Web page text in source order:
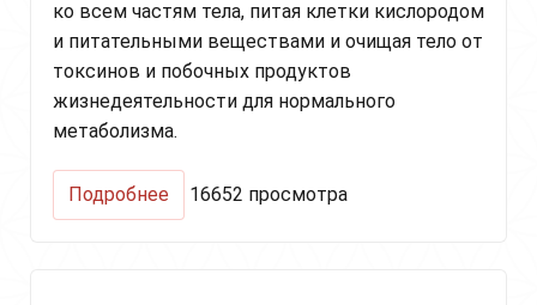
ко всем частям тела, питая клетки кислородом
и питательными веществами и очищая тело от
токсинов и побочных продуктов
жизнедеятельности для нормального
метаболизма.
Подробнее
Сахиби
16652 просмотра